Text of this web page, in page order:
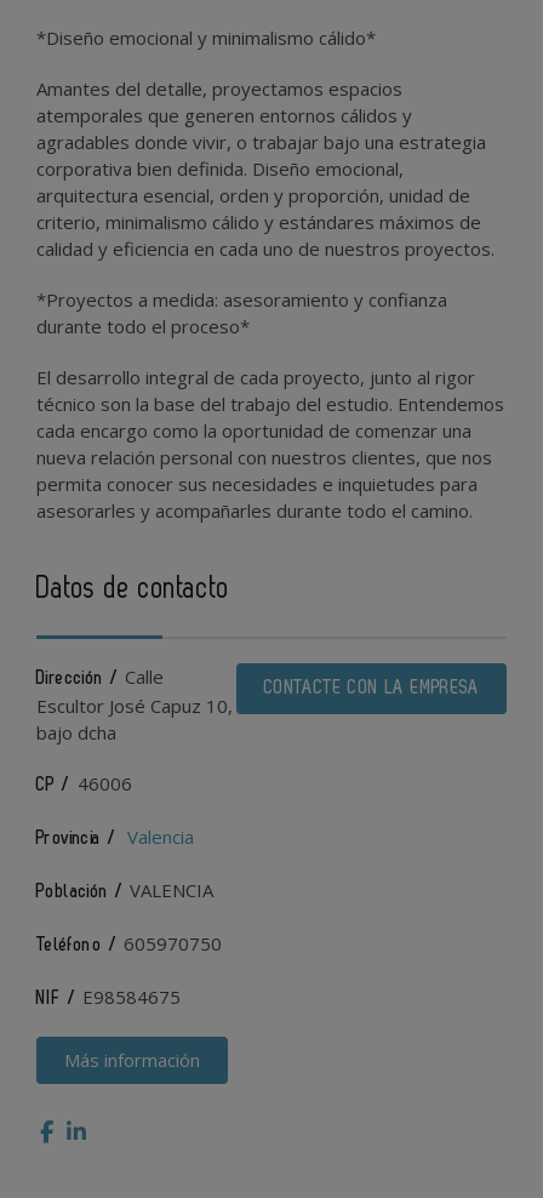
*Diseño emocional y minimalismo cálido*
Amantes del detalle, proyectamos espacios
atemporales que generen entornos cálidos y
agradables donde vivir, o trabajar bajo una estrategia
corporativa bien definida. Diseño emocional,
arquitectura esencial, orden y proporción, unidad de
criterio, minimalismo cálido y estándares máximos de
calidad y eficiencia en cada uno de nuestros proyectos.
*Proyectos a medida: asesoramiento y confianza
durante todo el proceso*
El desarrollo integral de cada proyecto, junto al rigor
técnico son la base del trabajo del estudio. Entendemos
cada encargo como la oportunidad de comenzar una
nueva relación personal con nuestros clientes, que nos
permita conocer sus necesidades e inquietudes para
asesorarles y acompañarles durante todo el camino.
Datos de contacto
CONTACTE CON LA EMPRESA
Dirección / Calle
Escultor José Capuz 10,
bajo dcha
CP / 46006
Provincia / Valencia
Población / VALENCIA
Teléfono / 605970750
NIF / E98584675
Más información